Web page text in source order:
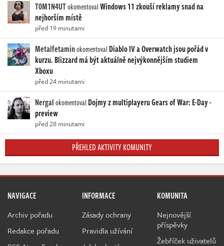
T0M1N4UTokomentovalWindows 11 zkouší reklamy snad na
nejhorším místě
před 19 minutami
Metalfetaminokomentoval Diablo IV a Overwatch jsou pořád v
kurzu. Blizzard má být aktuálně nejvýkonnějším studiem
Xboxu
před 24 minutami
Nergalokomentoval Dojmy z multiplayeru Gears of War: E-Day -
preview
před 28 minutami
PŘEHLED AKTIVITY KOMUNITY
NAVIGACE
Archiv pořadu
Redakce pořadu
INFORMACE
Zásady ochrany
Pravidla užívání
KOMUNITA
Nejnovější
příspěvky
Žebříček uživatelů